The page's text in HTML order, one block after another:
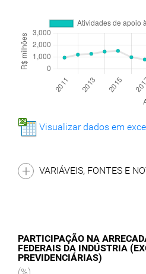
Visualizar dados em excel
VARIÁVEIS, FONTES E
PARTICIPAÇÃO NA
FEDERAIS DA INDÚSTRIA
PREVIDENCIÁRIAS)